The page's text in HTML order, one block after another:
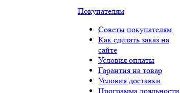
Покупателям
Советы покупателям
Как сделать заказ на
сайте
Условия оплаты
Гарантия на товар
Условия доставки
Программа лояльности